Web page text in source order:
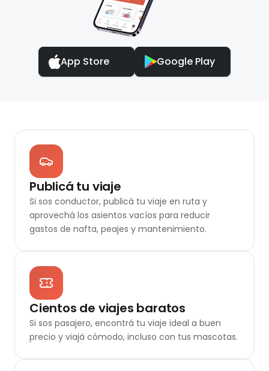
App Store Google Play
Publicá tu viaje
Si sos conductor, publicá tu viaje en ruta y
aprovechá los asientos vacíos para reducir
gastos de nafta, peajes y mantenimiento.
Cientos de viajes baratos
Si sos pasajero, encontrá tu viaje ideal a buen
precio y viajá cómodo, incluso con tus mascotas.